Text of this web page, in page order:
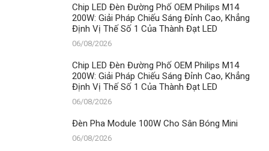
Chip LED Đèn Đường Phố OEM Philips M14
200W: Giải Pháp Chiếu Sáng Đỉnh Cao, Khẳng
Định Vị Thế Số 1 Của Thành Đạt LED
06/08/2026
Chip LED Đèn Đường Phố OEM Philips M14
200W: Giải Pháp Chiếu Sáng Đỉnh Cao, Khẳng
Định Vị Thế Số 1 Của Thành Đạt LED
06/08/2026
Đèn Pha Module 100W Cho Sân Bóng Mini
06/08/2026